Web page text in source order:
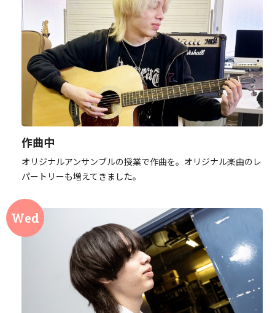
作曲中
オリジナルアンサンブルの授業で作曲を。オリジナル楽曲のレ
パートリーも増えてきました。